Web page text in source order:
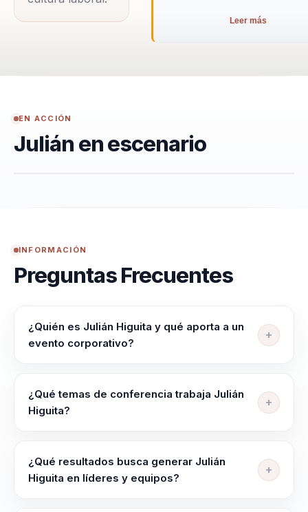
Leer más
EN ACCIÓN
Julián en escenario
INFORMACIÓN
Preguntas Frecuentes
¿Quién es Julián Higuita y qué aporta a un
evento corporativo?
responsables de equipos a alinear equipos, elevar
criterio y liderar con claridad en contextos complejos.
¿Qué temas de conferencia trabaja Julián
Higuita?
Personal, Felicidad Organizacional, Bienestar Laboral,
Culturas Conscientes, Fidelización del Talento y
¿Qué resultados busca generar Julián
Higuita en líderes y equipos?